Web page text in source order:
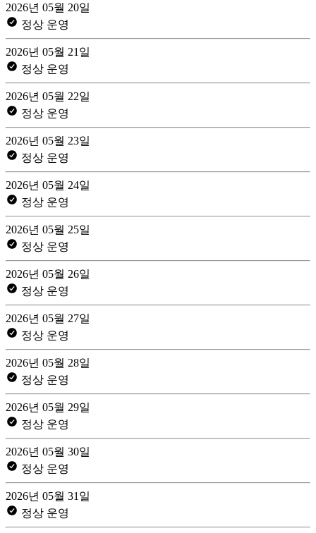
2026년 05월 20일
정상 운영
2026년 05월 21일
정상 운영
2026년 05월 22일
정상 운영
2026년 05월 23일
정상 운영
2026년 05월 24일
정상 운영
2026년 05월 25일
정상 운영
2026년 05월 26일
정상 운영
2026년 05월 27일
정상 운영
2026년 05월 28일
정상 운영
2026년 05월 29일
정상 운영
2026년 05월 30일
정상 운영
2026년 05월 31일
정상 운영